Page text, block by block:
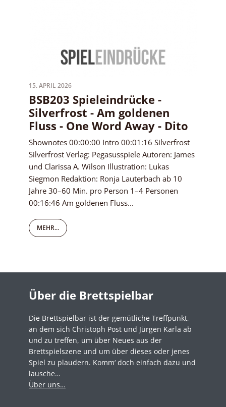
15. APRIL 2026
BSB203 Spieleindrücke -
Silverfrost - Am goldenen
Fluss - One Word Away - Dito
Shownotes 00:00:00 Intro 00:01:16 Silverfrost
Silverfrost Verlag: Pegasusspiele Autoren: James
und Clarissa A. Wilson Illustration: Lukas
Siegmon Redaktion: Ronja Lauterbach ab 10
Jahre 30–60 Min. pro Person 1–4 Personen
00:16:46 Am goldenen Fluss...
MEHR...
Über die Brettspielbar
Die Brettspielbar ist der gemütliche Treffpunkt,
an dem sich Christoph Post und Jürgen Karla ab
und zu treffen, um über Neues aus der
Brettspielszene und um über dieses oder jenes
Spiel zu plaudern. Komm‘ doch einfach dazu und
lausche…
Über uns…